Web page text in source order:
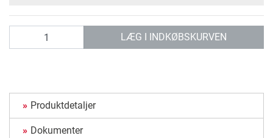
LÆG I INDKØBSKURVEN
Produktdetaljer
Dokumenter